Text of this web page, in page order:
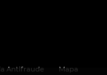
Antifraude
Mapa